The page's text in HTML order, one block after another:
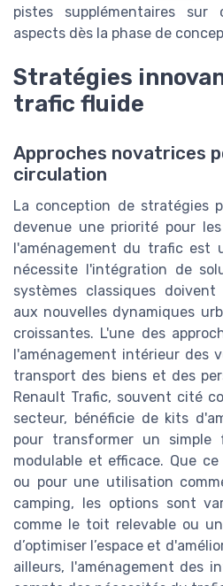
pistes supplémentaires sur
aspects dès la phase de
Stratégies
trafic fluide
Approches novatrices
circulation
La conception de stratégies
devenue une priorité pour
l'aménagement du trafic est
nécessite l'intégration de
systèmes classiques
aux nouvelles dynamiques
croissantes. L'une des
l'aménagement intérieur des
transport des biens et des
Renault Trafic, souvent cité
secteur, bénéficie de kits
pour transformer un simple
modulable et efficace. Que
ou pour une utilisation
camping, les options sont
comme le toit relevable ou
d’optimiser l’espace et
ailleurs, l'aménagement des